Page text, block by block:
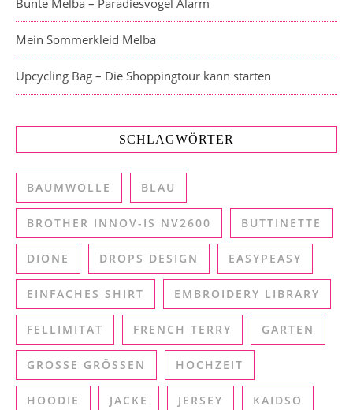
Bunte Melba – Paradiesvogel Alarm
Mein Sommerkleid Melba
Upcycling Bag – Die Shoppingtour kann starten
SCHLAGWÖRTER
BAUMWOLLE BLAU
BROTHER INNOV-IS NV2600 BUTTINETTE
DIONE DROPS DESIGN EASYPEASY
EINFACHES SHIRT EMBROIDERY LIBRARY
FELLIMITAT FRENCH TERRY GARTEN
GROSSE GRÖSSEN HOCHZEIT
HOODIE JACKE JERSEY KAIDSO